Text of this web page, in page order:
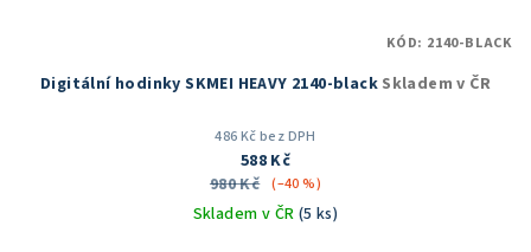
Digitální hodinky SKMEI HEAVY 2140-black Skladem v ČR
486 Kč bez DPH
588 Kč
980 Kč (–40 %)
Skladem v ČR (5 ks)
KÓD: 2140-BLACK